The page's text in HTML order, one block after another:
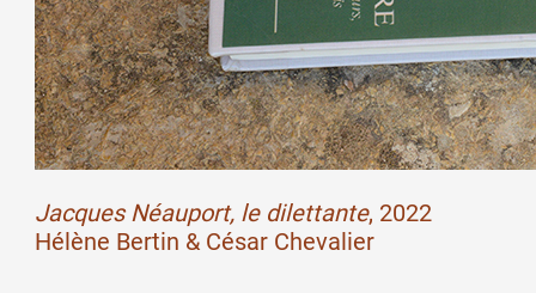
Jacques Néauport, le dilettante, 2022
Hélène Bertin & César Chevalier